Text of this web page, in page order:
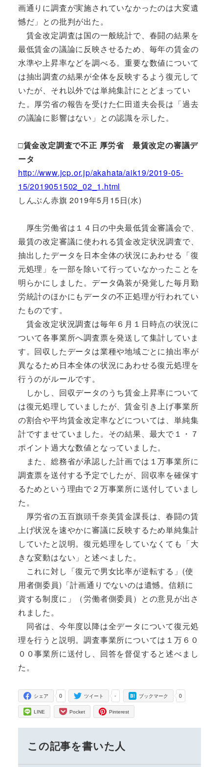
画通りに調査が実施されていなかったのは大変遺
憾だ」との批判が出た。
賃金改定調査は国の一般統計で、春闘の結果を
最低賃金の議論に反映させるため、毎年の賃金の
水準や上昇率などを調べる。重要な数値について
は抽出調査の結果が全体を反映するよう復元して
いたが、それ以外では単純集計にとどまってい
た。厚労省の報告を受けた仁田道夫会長は「過去
の議論に影響はない」との認識を示した。
□賃金改定調査で不正 厚労省 最賃改定の審議デ
ータ
http://www.jcp.or.jp/akahata/aik19/2019-05-
15/2019051502_02_1.html
しんぶん赤旗 2019年5月15日(水)
厚生労働省は１４日の中央最低賃金審議会で、
最賃の改定審議に使われる賃金改定状況調査で、
抽出したデータを日本全体の状況にあわせる「復
元処理」を一部を除いて行っていなかったことを
明らかにしました。データ偽装が発覚した毎月勤
労統計のほかにもデータの不正処理が行われてい
たものです。
賃金改定状況調査は毎年６月１日時点の状況に
ついて各事業所へ調査票を発送して集計していま
す。回収したデータは業種や地域ごとに抽出率が
異なるため日本全体の状況にあわせる復元処理を
行うのがルールです。
しかし、回収データのうち賃金上昇率について
は復元処理していましたが、賃金引き上げ事業所
の割合や平均賃金改定率などについては、単純集
計ですませていました。その結果、最大で１・７
ポイント過大な数値となっていました。
また、総務省が承認した計画では１万事業所に
調査票を送付する予定でしたが、回収率を確保す
るためという理由で２万事業所に送付していまし
た。
厚労省の五百旗頭千奈美賃金課長は、春闘の賃
上げ状況を速やかに審議に反映するため単純集計
していたと説明。復元処理をしていなくても「大
きな変動はない」と述べました。
これに対し「復元で男女比率が逆転する」(使
用者側委員)「計画通りでないのは遺憾。信頼に
資する制度に」（労働者側委員）との意見が出さ
れました。
同省は、今年度以降は全データについて復元処
理を行うと説明。調査事業所については１万６０
００事業所に送付し、回答を督促すると述べまし
た。
0
シェア -
ツイート 0
ブックマーク
LINE Pocket Pinterest
この記事を書いた人